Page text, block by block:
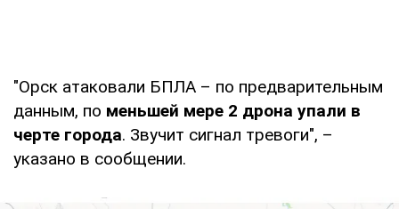
"Орск атаковали БПЛА – по предварительным
данным, по меньшей мере 2 дрона упали в
черте города. Звучит сигнал тревоги", –
указано в сообщении.